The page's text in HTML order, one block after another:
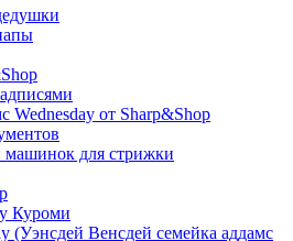
от Sharp&Shop
машинок для стрижки
Куроми
(Уэнсдей Венсдей семейка аддамс